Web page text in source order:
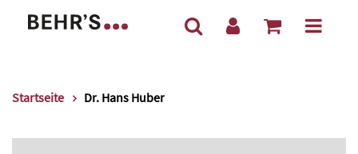
Startseite Dr. Hans Huber